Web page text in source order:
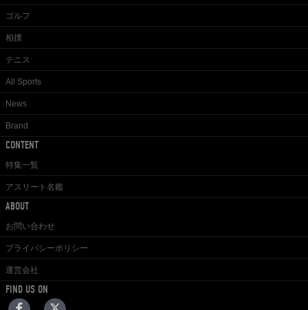
ゴルフ
相撲
テニス
All Sports
News
Brand
CONTENT
特集一覧
アスリート名鑑
ABOUT
お問い合わせ
プライバシーポリシー
運営会社
FIND US ON